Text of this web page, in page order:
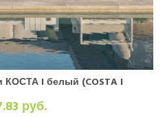
КОСТА I белый (COSTA I
руб.